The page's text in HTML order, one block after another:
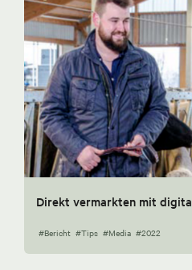
Direkt vermarkten mit
#Bericht #Tips #Media #2022